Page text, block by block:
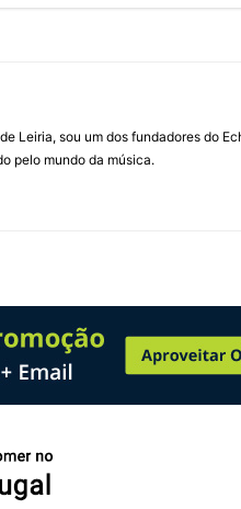
Leiria, sou um dos fundadores do
pelo mundo da música.